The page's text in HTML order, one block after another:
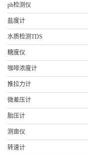
ph检测仪
盐度计
水质检测TDS
糖度仪
咖啡浓度计
推拉力计
微差压计
胎压计
测亩仪
转速计